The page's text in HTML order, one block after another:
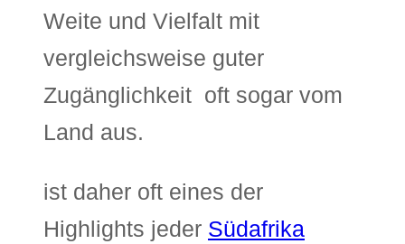
Weite und Vielfalt mit
vergleichsweise guter
Zugänglichkeit  oft sogar vom
Land aus.
ist daher oft eines der
Highlights jeder Südafrika